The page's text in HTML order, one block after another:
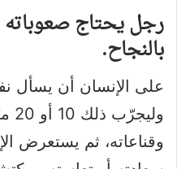
رجل يحتاج صعوباته
بالنجاح.
على الإنسان أن يسأل
وقناعاته، ثم يستعرض